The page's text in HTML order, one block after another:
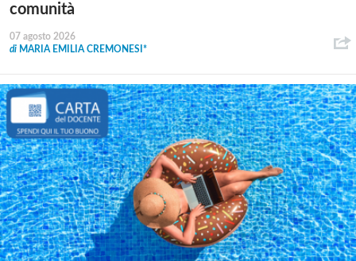
comunità
07 agosto 2026
di MARIA EMILIA CREMONESI*